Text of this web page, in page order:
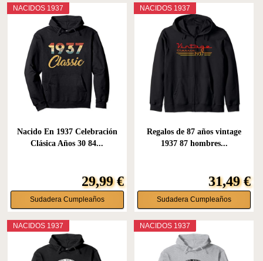
NACIDOS 1937
Nacido En 1937 Celebración
Clásica Años 30 84...
29,99 €
Sudadera Cumpleaños
NACIDOS 1937
Regalos de 87 años vintage
1937 87 hombres...
31,49 €
Sudadera Cumpleaños
NACIDOS 1937 NACIDOS 1937